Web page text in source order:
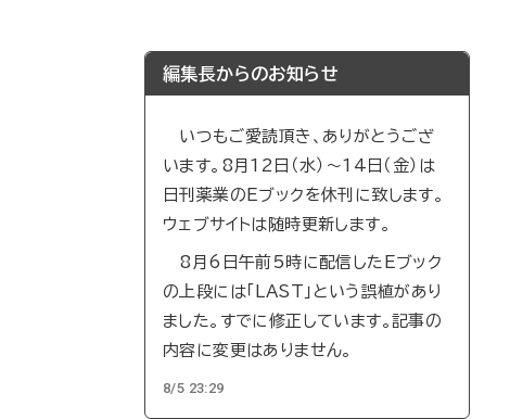
編集長からのお知らせ
いつもご愛読頂き、ありがとうござ
います。8月12日（水）～14日（金）は
日刊薬業のEブックを休刊に致します。
ウェブサイトは随時更新します。
8月6日午前5時に配信したEブック
の上段には「LAST」という誤植があり
ました。すでに修正しています。記事の
内容に変更はありません。
8/5 23:29